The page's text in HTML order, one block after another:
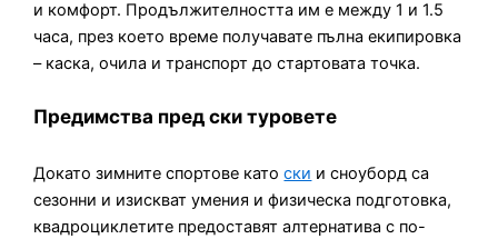
и комфорт. Продължителността им е между 1 и 1.5
часа, през което време получавате пълна екипировка
– каска, очила и транспорт до стартовата точка.
Предимства пред ски туровете
Докато зимните спортове катоски и сноуборд са
сезонни и изискват умения и физическа подготовка,
квадроциклетите предоставят алтернатива с по-